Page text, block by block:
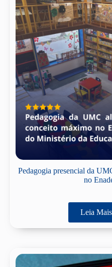
Pedagogia presencial da
no
Leia